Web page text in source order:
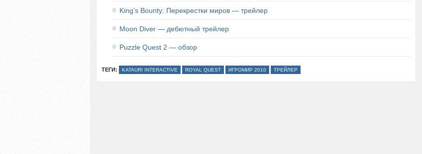
King’s Bounty: Перекрестки миров — трейлер
Moon Diver — дебютный трейлер
Puzzle Quest 2 — обзор
ТЕГИ: KATAURI INTERACTIVE ROYAL QUEST ИГРОМИР 2010 ТРЕЙЛЕР